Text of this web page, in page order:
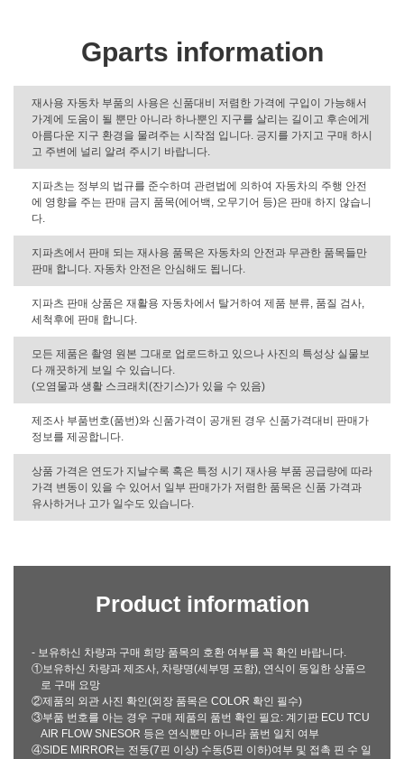
Gparts information
재사용 자동차 부품의 사용은 신품대비 저렴한 가격에 구입이 가능해서
가계에 도움이 될 뿐만 아니라 하나뿐인 지구를 살리는 길이고 후손에게
아름다운 지구 환경을 물려주는 시작점 입니다. 긍지를 가지고 구매 하시
고 주변에 널리 알려 주시기 바랍니다.
지파츠는 정부의 법규를 준수하며 관련법에 의하여 자동차의 주행 안전
에 영향을 주는 판매 금지 품목(에어백, 오무기어 등)은 판매 하지 않습니
다.
지파츠에서 판매 되는 재사용 품목은 자동차의 안전과 무관한 품목들만
판매 합니다. 자동차 안전은 안심해도 됩니다.
지파츠 판매 상품은 재활용 자동차에서 탈거하여 제품 분류, 품질 검사,
세척후에 판매 합니다.
모든 제품은 촬영 원본 그대로 업로드하고 있으나 사진의 특성상 실물보
다 깨끗하게 보일 수 있습니다.
(오염물과 생활 스크래치(잔기스)가 있을 수 있음)
제조사 부품번호(품번)와 신품가격이 공개된 경우 신품가격대비 판매가
정보를 제공합니다.
상품 가격은 연도가 지날수록 혹은 특정 시기 재사용 부품 공급량에 따라
가격 변동이 있을 수 있어서 일부 판매가가 저렴한 품목은 신품 가격과
유사하거나 고가 일수도 있습니다.
Product information
- 보유하신 차량과 구매 희망 품목의 호환 여부를 꼭 확인 바랍니다.
①보유하신 차량과 제조사, 차량명(세부명 포함), 연식이 동일한 상품으
로 구매 요망
②제품의 외관 사진 확인(외장 품목은 COLOR 확인 필수)
③부품 번호를 아는 경우 구매 제품의 품번 확인 필요: 계기판 ECU TCU
AIR FLOW SNESOR 등은 연식뿐만 아니라 품번 일치 여부
④SIDE MIRROR는 전동(7핀 이상) 수동(5핀 이하)여부 및 접촉 핀 수 일